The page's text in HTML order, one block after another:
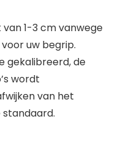
van 1-3 cm vanwege
uw begrip.
gekalibreerd, de
wordt
van het